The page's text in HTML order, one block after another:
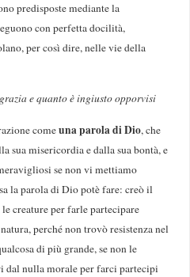
predisposte mediante la
con perfetta docilità,
per così dire, nelle vie della
e quanto è ingiusto opporvisi
comeuna parola di Dio, che
sua misericordia e dalla sua bontà, e
se non vi mettiamo
la parola di Dio potè fare: creò il
creature per farle partecipare
perché non trovò resistenza nel
di più grande, se non le
dal nulla morale per farci partecipi